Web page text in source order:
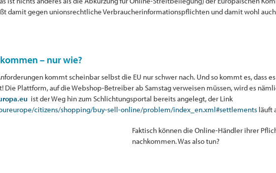
damit gegen unionsrechtliche Verbraucherinformationspflichten und damit wohl
– nur wie?
kommt scheinbar selbst die EU nur schwer nach. Und so kommt es, dass
Plattform, auf die Webshop-Betreiber ab Samstag verweisen müssen, wird es
ist der Weg hin zum Schlichtungsportal bereits angelegt, der Link
citizens/shopping/buy-sell-online/problem/index_en.xml#settlements läuft
Faktisch können die Online-Händler ihrer
nachkommen. Was also tun?